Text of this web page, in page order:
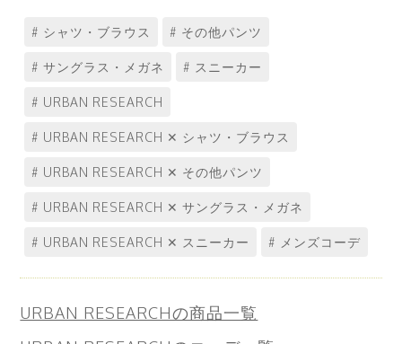
# シャツ・ブラウス # その他パンツ
# サングラス・メガネ # スニーカー
# URBAN RESEARCH
# URBAN RESEARCH ✕ シャツ・ブラウス
# URBAN RESEARCH ✕ その他パンツ
# URBAN RESEARCH ✕ サングラス・メガネ
# URBAN RESEARCH ✕ スニーカー # メンズコーデ
URBAN RESEARCHの商品一覧